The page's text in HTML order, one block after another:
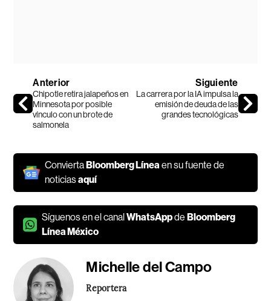
Anterior
Chipotle retira jalapeños en
Minnesota por posible
vínculo con un brote de
salmonela
Siguiente
La carrera por la IA impulsa la
emisión de deuda de las
grandes tecnológicas
ConviertaBloomberg Líneaen su fuente de
noticiasaquí
Síguenos en el canalWhatsAppdeBloomberg
Línea México
Michelle del Campo
Reportera